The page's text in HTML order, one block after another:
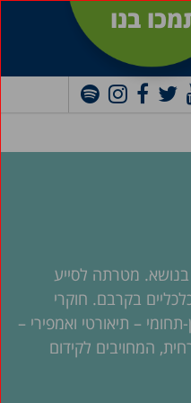
בנו
מטרתה לסייע
בקרבם. חוקרי
– תיאורטי ואמפירי –
המחויבים לקידום